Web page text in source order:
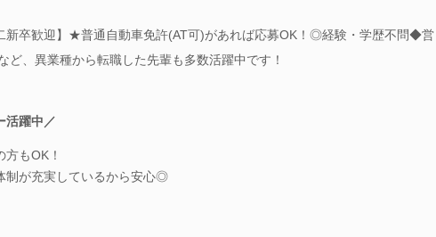
新卒歓迎】★普通自動車免許(AT可)があれば応募OK！◎経験・学歴不問◆営
ど、異業種から転職した先輩も多数活躍中です！
活躍中／
もOK！
制が充実しているから安心◎